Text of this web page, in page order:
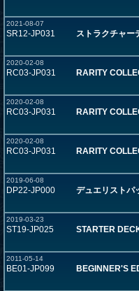
2021-08-07
SR12-JP031 ストラクチャー
2020-02-08
RC03-JP031 RARITY
2020-02-08
RC03-JP031 RARITY
2020-02-08
RC03-JP031 RARITY
2019-06-08
DP22-JP000 デュエリストパ
2019-03-23
ST19-JP025 STARTER
2011-05-14
BE01-JP099 BEGINNER'S